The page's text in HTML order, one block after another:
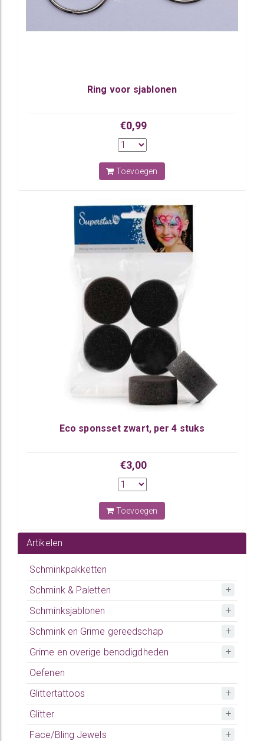
Ring voor sjablonen
€0,99
Toevoegen
Eco sponsset zwart, per 4 stuks
€3,00
Toevoegen
Artikelen
Schminkpakketten
Schmink & Paletten
Schminksjablonen
Schmink en Grime gereedschap
Grime en overige benodigdheden
Oefenen
Glittertattoos
Glitter
Face/Bling Jewels